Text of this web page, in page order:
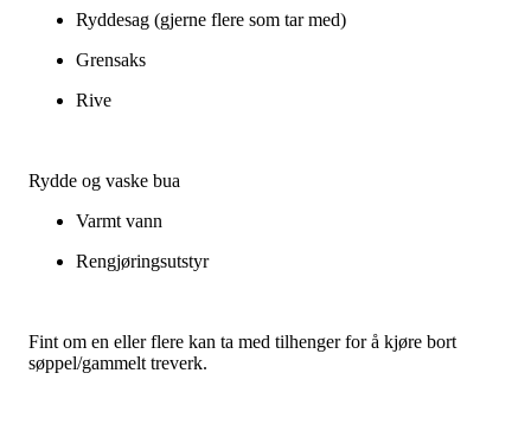
Ryddesag (gjerne flere som tar med)
Grensaks
Rive
Rydde og vaske bua
Varmt vann
Rengjøringsutstyr
Fint om en eller flere kan ta med tilhenger for å kjøre bort
søppel/gammelt treverk.